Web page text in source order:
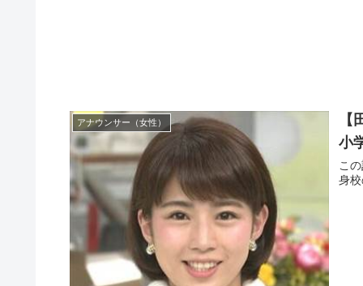
アナウンサー（女性）
小
こ
身